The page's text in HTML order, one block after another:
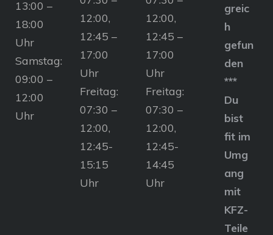
13:00 –
18:00
Uhr
Samstag:
09:00 –
12:00
Uhr
12:00,
12:45 –
17:00
Uhr
Freitag:
07:30 –
12:00,
12:45-
15:15
Uhr
12:00,
12:45 –
17:00
Uhr
Freitag:
07:30 –
12:00,
12:45-
14:45
Uhr
greic
h
gefun
den
***
Du
bist
fit im
Umg
ang
mit
KFZ-
Teile